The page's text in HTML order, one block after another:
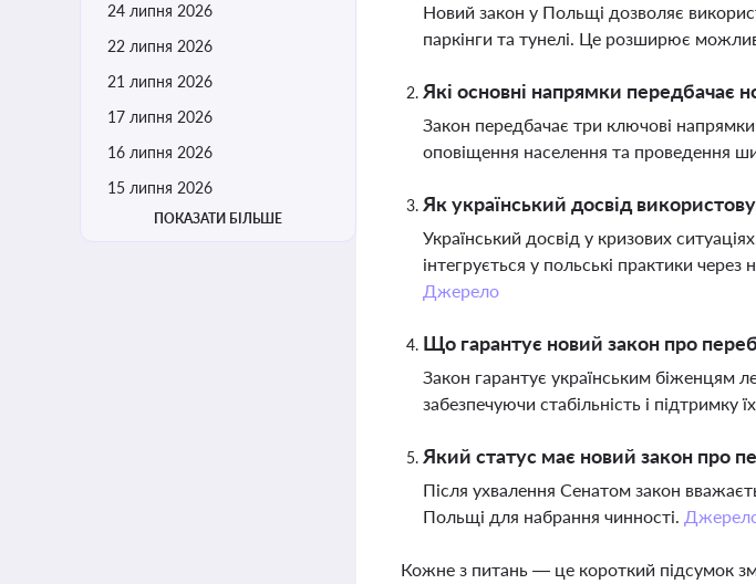
24 липня 2026
22 липня 2026
21 липня 2026
17 липня 2026
16 липня 2026
15 липня 2026
ПОКАЗАТИ БІЛЬШЕ
Новий закон у Польщі дозволяє
паркінги та тунелі. Це розширює
Які основні напрямки передбачає
Закон передбачає три ключові
оповіщення населення та проведення
Як український досвід
Український досвід у кризових
інтегрується у польські практики
Джерело
Що гарантує новий закон про
Закон гарантує українським біженцям
забезпечуючи стабільність і підтримку
Який статус має новий закон про
Після ухвалення Сенатом закон
Польщі для набрання чинності.
Кожне з питань — це короткий підсумок